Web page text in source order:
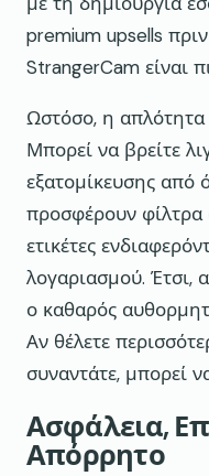
premium upsells
StrangerCam είναι
Ωστόσο, η απλότητα
Μπορεί να βρείτε
εξατομίκευσης από
προσφέρουν φίλτρα
ετικέτες
λογαριασμού. Έτσι,
ο καθαρός
Αν θέλετε
συναντάτε, μπορεί
Ασφάλεια,
Απόρρητο